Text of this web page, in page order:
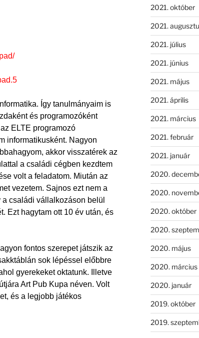
Így tanulmányaim is
és programozóként
ELTE programozó
informatikusként. Nagyon
akkor visszatérek az
a családi cégben kezdtem
volt a feladatom. Miután az
vezetem. Sajnos ezt nem a
családi vállalkozáson belül
Ezt hagytam ott 10 év után, és
fontos szerepet játszik az
sok lépéssel előbbre
gyerekeket oktatunk. Illetve
Art Pub Kupa néven. Volt
és a legjobb játékos
2021. október
2021.
2021. július
2021. június
2021. május
2021. április
2021. március
2021. február
2021. január
2020.
2020.
2020. október
2020.
2020. május
2020. március
2020. január
2019. október
2019.